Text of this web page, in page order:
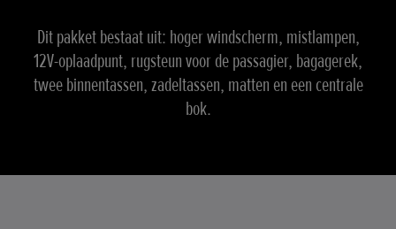
Dit pakket bestaat uit: hoger windscherm, mistlampen,
12V-oplaadpunt, rugsteun voor de passagier, bagagerek,
twee binnentassen, zadeltassen, matten en een centrale
bok.